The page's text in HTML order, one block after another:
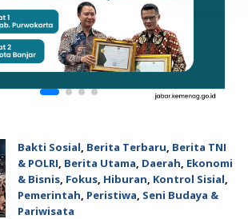
Bakti Sosial, Berita Terbaru, Berita TNI
& POLRI, Berita Utama, Daerah, Ekonomi
& Bisnis, Fokus, Hiburan, Kontrol Sisial,
Pemerintah, Peristiwa, Seni Budaya &
Pariwisata